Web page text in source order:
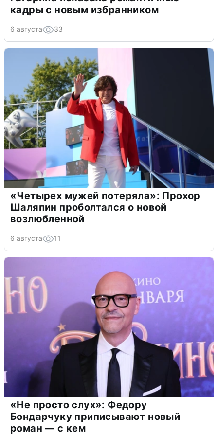
кадры с новым избранником
6 августа 33
«Четырех мужей потеряла»: Прохор
Шаляпин проболтался о новой
возлюбленной
6 августа 11
«Не просто слух»: Федору
Бондарчуку приписывают новый
роман — с кем